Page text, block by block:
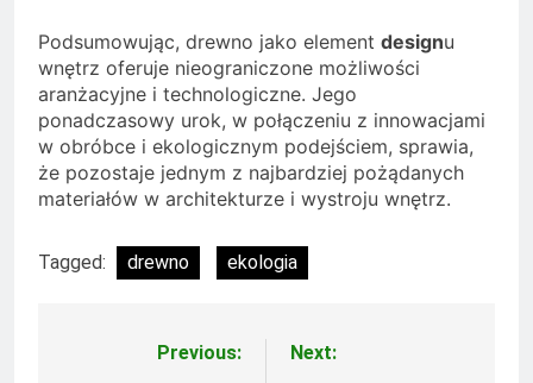
Podsumowując, drewno jako element designu
wnętrz oferuje nieograniczone możliwości
aranżacyjne i technologiczne. Jego
ponadczasowy urok, w połączeniu z innowacjami
w obróbce i ekologicznym podejściem, sprawia,
że pozostaje jednym z najbardziej pożądanych
materiałów w architekturze i wystroju wnętrz.
Tagged: drewno ekologia
NawigacjaPrevious:
Next: